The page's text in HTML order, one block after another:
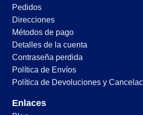
Pedidos
Direcciones
Métodos de pago
Detalles de la cuenta
Contraseña perdida
Política de Envíos
Política de Devoluciones y
Enlaces